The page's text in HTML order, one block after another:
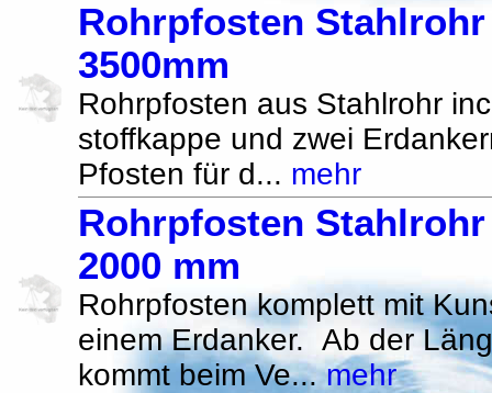
Rohrpfosten
3500mm
Rohrpfosten aus Stahlrohr
stoffkappe und zwei
Pfosten für d... mehr
Rohrpfosten
2000 mm
Rohrpfosten komplett mit
einem Erdanker. Ab der
kommt beim Ve...mehr